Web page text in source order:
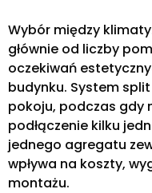
Wybór między
głównie od liczby
oczekiwań
budynku. System
pokoju, podczas gdy
podłączenie kilku
jednego agregatu
wpływa na koszty,
montażu.